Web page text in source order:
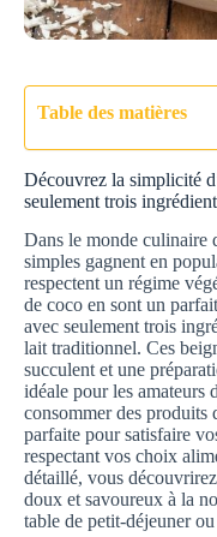
Table des matières
Découvrez la simplicité
seulement trois
Dans le monde culinaire
simples gagnent en
respectent un régime
de coco en sont un
avec seulement trois
lait traditionnel. Ces
succulent et une
idéale pour les amateurs
consommer des produits
parfaite pour satisfaire
respectant vos choix
détaillé, vous
doux et savoureux à la
table de petit-déjeuner